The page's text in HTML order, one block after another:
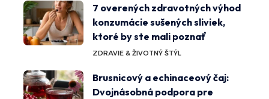
7 overených zdravotných výhod
konzumácie sušených sliviek,
ktoré by ste mali poznať
ZDRAVIE & ŽIVOTNÝ ŠTÝL
Brusnicový a echinaceový čaj:
Dvojnásobná podpora pre